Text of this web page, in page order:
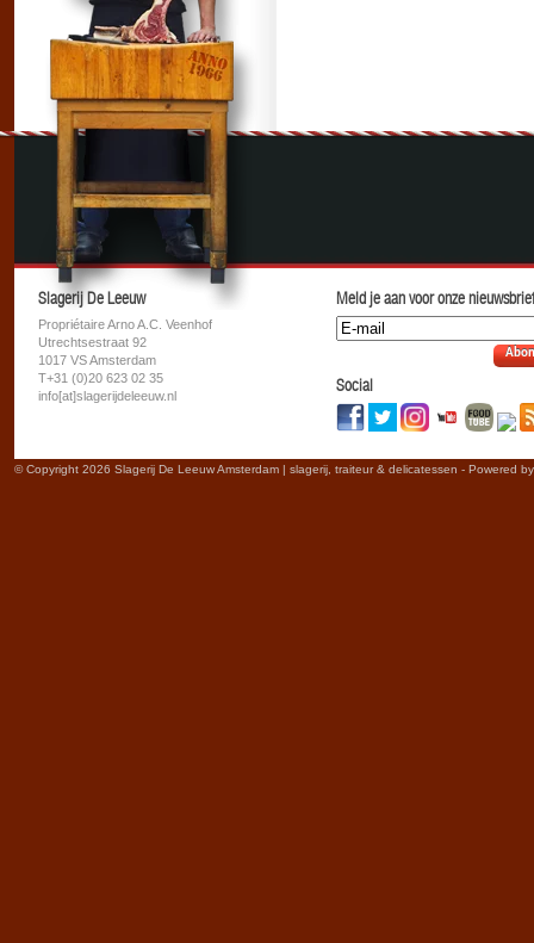
Slagerij De Leeuw
Propriétaire Arno A.C. Veenhof
Utrechtsestraat 92
1017 VS Amsterdam
T+31 (0)20 623 02 35
info[at]slagerijdeleeuw.nl
Meld je aan voor onze
Social
© Copyright 2026 Slagerij De Leeuw Amsterdam | slagerij, traiteur & delicatessen - Powered